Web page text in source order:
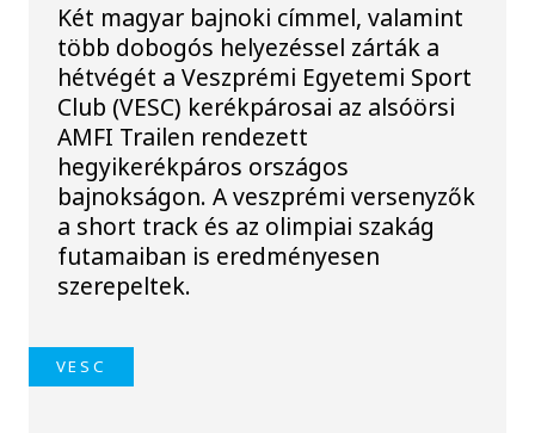
Két magyar bajnoki címmel, valamint
több dobogós helyezéssel zárták a
hétvégét a Veszprémi Egyetemi Sport
Club (VESC) kerékpárosai az alsóörsi
AMFI Trailen rendezett
hegyikerékpáros országos
bajnokságon. A veszprémi versenyzők
a short track és az olimpiai szakág
futamaiban is eredményesen
szerepeltek.
VESC